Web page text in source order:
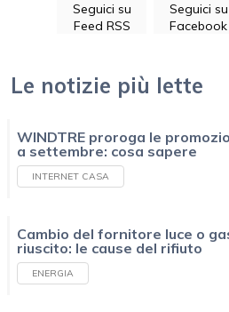
Seguici su
Feed RSS
Seguici su
Facebook
Le notizie più lette
WINDTRE proroga le
a settembre: cosa sapere
INTERNET CASA
Cambio del fornitore luce o
riuscito: le cause del rifiuto
ENERGIA